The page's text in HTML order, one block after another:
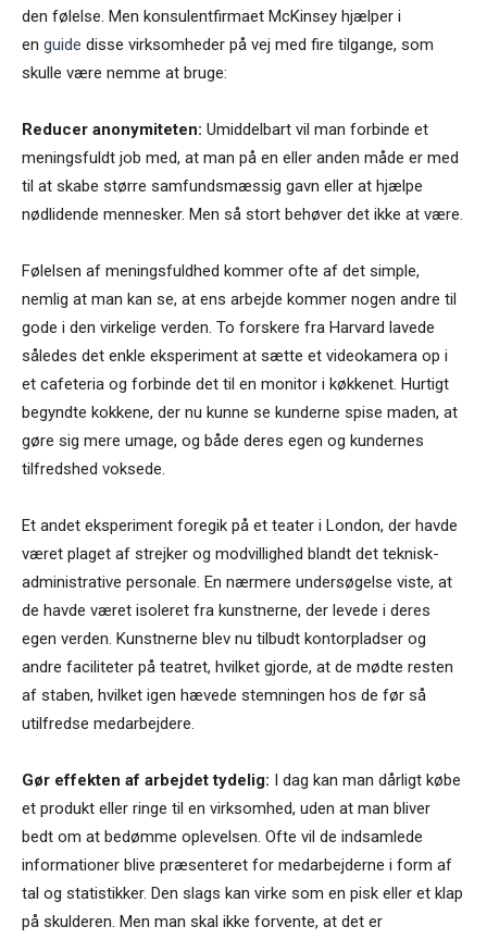
den følelse. Men konsulentfirmaet McKinsey hjælper i
en guide disse virksomheder på vej med fire tilgange, som
skulle være nemme at bruge:
Reducer anonymiteten: Umiddelbart vil man forbinde et
meningsfuldt job med, at man på en eller anden måde er med
til at skabe større samfundsmæssig gavn eller at hjælpe
nødlidende mennesker. Men så stort behøver det ikke at være.
Følelsen af meningsfuldhed kommer ofte af det simple,
nemlig at man kan se, at ens arbejde kommer nogen andre til
gode i den virkelige verden. To forskere fra Harvard lavede
således det enkle eksperiment at sætte et videokamera op i
et cafeteria og forbinde det til en monitor i køkkenet. Hurtigt
begyndte kokkene, der nu kunne se kunderne spise maden, at
gøre sig mere umage, og både deres egen og kundernes
tilfredshed voksede.
Et andet eksperiment foregik på et teater i London, der havde
været plaget af strejker og modvillighed blandt det teknisk-
administrative personale. En nærmere undersøgelse viste, at
de havde været isoleret fra kunstnerne, der levede i deres
egen verden. Kunstnerne blev nu tilbudt kontorpladser og
andre faciliteter på teatret, hvilket gjorde, at de mødte resten
af staben, hvilket igen hævede stemningen hos de før så
utilfredse medarbejdere.
Gør effekten af arbejdet tydelig: I dag kan man dårligt købe
et produkt eller ringe til en virksomhed, uden at man bliver
bedt om at bedømme oplevelsen. Ofte vil de indsamlede
informationer blive præsenteret for medarbejderne i form af
tal og statistikker. Den slags kan virke som en pisk eller et klap
på skulderen. Men man skal ikke forvente, at det er